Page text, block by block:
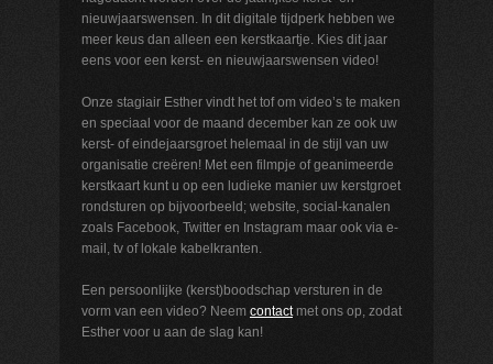
nieuwjaarswensen. In dit digitale tijdperk hebben we
meer keus dan alleen een kerstkaartje. Kies dit jaar
eens voor een kerst- en nieuwjaarswensen video!
Onze stagiair Esther vindt het tof om video’s te maken
en speciaal voor de maand december kan ze ook uw
kerst- of eindejaarsgroet helemaal in de stijl van uw
organisatie creëren! Met een filmpje of geanimeerde
kerstkaart kunt u op een ludieke manier uw kerstgroet
rondsturen op bijvoorbeeld; website, social-kanalen
zoals Facebook, Twitter en Instagram maar ook via e-
mail, tv of lokale kabelkranten.
Een persoonlijke (kerst)boodschap versturen in de
vorm van een video? Neem contactmet ons op, zodat
Esther voor u aan de slag kan!